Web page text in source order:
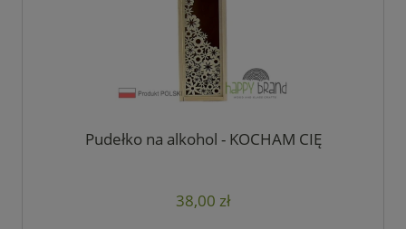
Pudełko na alkohol - KOCHAM CIĘ
38,00 zł